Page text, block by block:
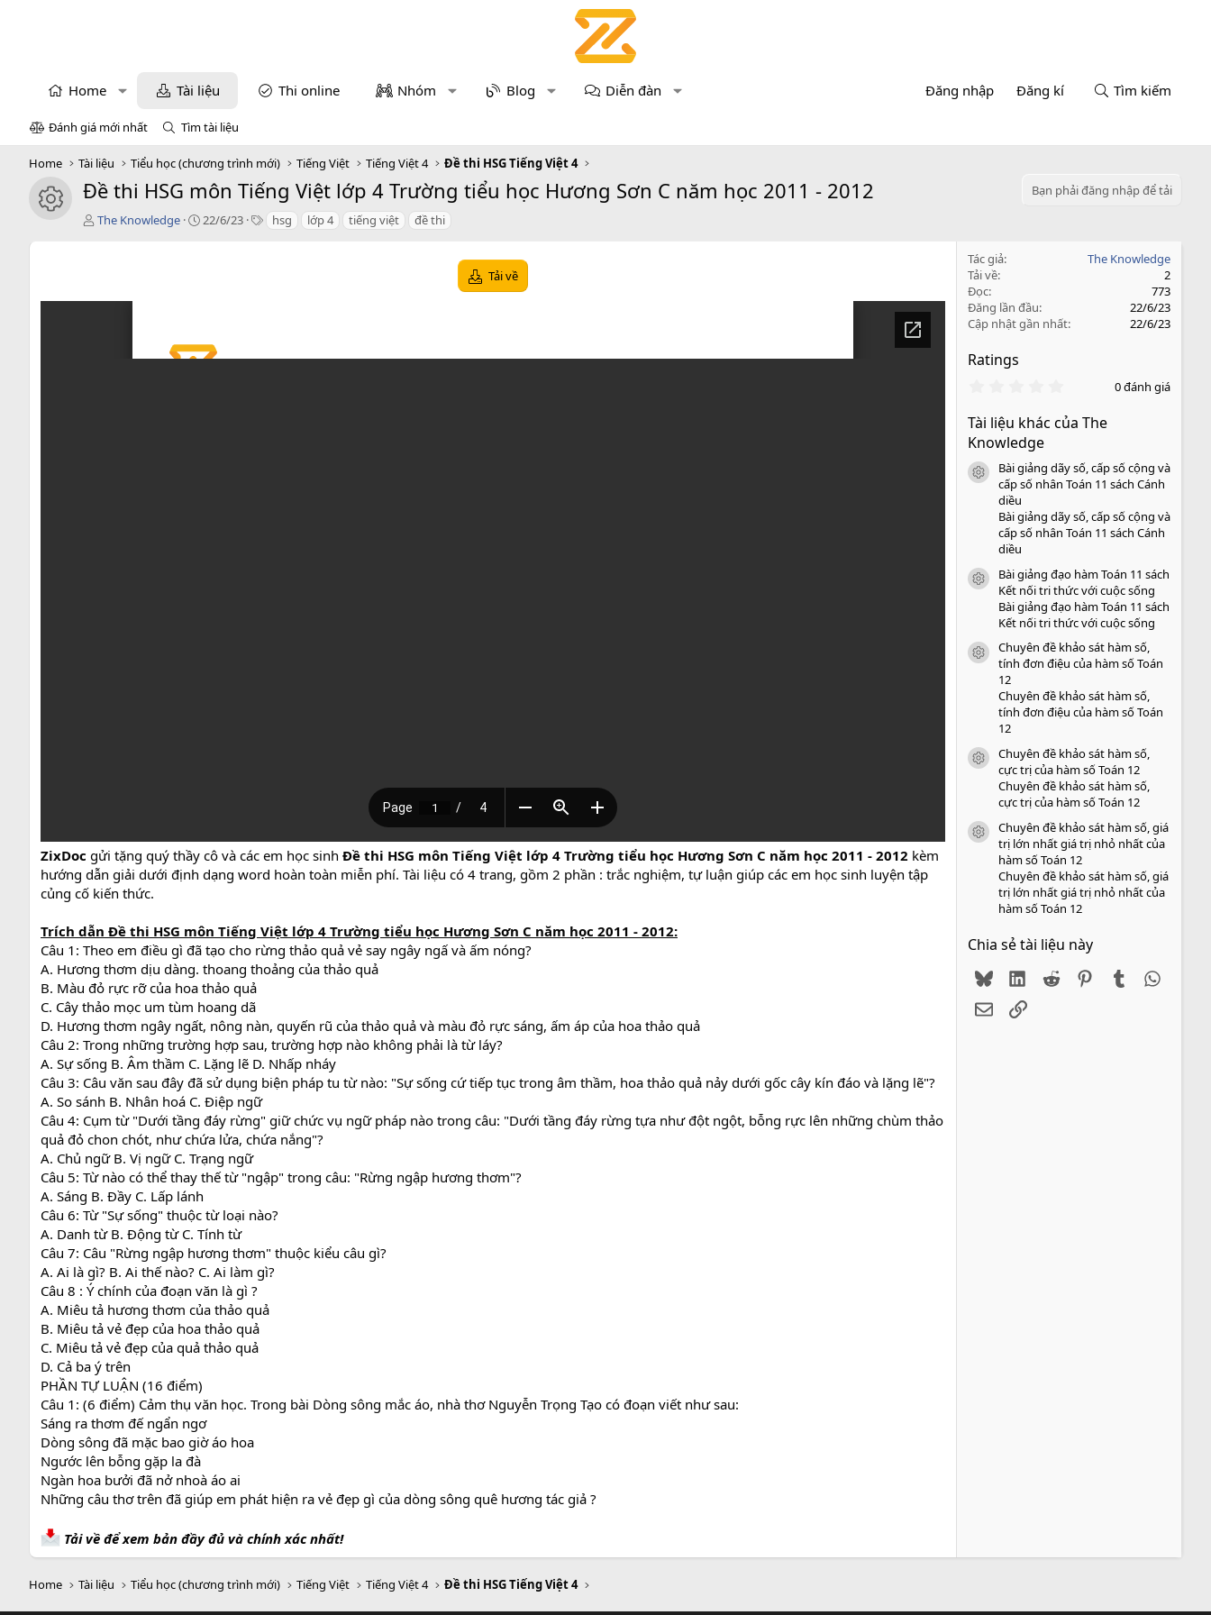
Home Tài liệu Thi online Nhóm Blog Diễn đàn Đăng nhập Đăng kí Tìm kiếm
Đánh giá mới nhất Tìm tài liệu
Home Tài liệu Tiểu học (chương trình mới) Tiếng Việt Tiếng Việt 4 Đề thi HSG Tiếng Việt 4
icon tài liệu
Đề thi HSG môn Tiếng Việt lớp 4 Trường tiểu học Hương Sơn C năm học 2011 - 2012
Bạn phải đăng nhập để tải
T
ả
The Knowledge
C
d
22/6/23
T hsg lớp 4 tiếng việt đề thi
Tải về
ZixDoc gửi tặng quý thầy cô và các em học sinh Đề thi HSG môn Tiếng Việt lớp 4 Trường tiểu học Hương Sơn C năm học 2011 - 2012 kèm
hướng dẫn giải dưới định dạng word hoàn toàn miễn phí. Tài liệu có 4 trang, gồm 2 phần : trắc nghiệm, tự luận giúp các em học sinh luyện tập
củng cố kiến thức.
Trích dẫn Đề thi HSG môn Tiếng Việt lớp 4 Trường tiểu học Hương Sơn C năm học 2011 - 2012:
Câu 1: Theo em điều gì đã tạo cho rừng thảo quả vẻ say ngây ngấ và ấm nóng?
A. Hương thơm dịu dàng. thoang thoảng của thảo quả
B. Màu đỏ rực rỡ của hoa thảo quả
C. Cây thảo mọc um tùm hoang dã
D. Hương thơm ngây ngất, nông nàn, quyến rũ của thảo quả và màu đỏ rực sáng, ấm áp của hoa thảo quả
Câu 2: Trong những trường hợp sau, trường hợp nào không phải là từ láy?
A. Sự sống B. Âm thầm C. Lặng lẽ D. Nhấp nháy
Câu 3: Câu văn sau đây đã sử dụng biện pháp tu từ nào: "Sự sống cứ tiếp tục trong âm thầm, hoa thảo quả nảy dưới gốc cây kín đáo và lặng lẽ"?
A. So sánh B. Nhân hoá C. Điệp ngữ
Câu 4: Cụm từ "Dưới tầng đáy rừng" giữ chức vụ ngữ pháp nào trong câu: "Dưới tầng đáy rừng tựa như đột ngột, bỗng rực lên những chùm thảo
quả đỏ chon chót, như chứa lửa, chứa nắng"?
A. Chủ ngữ B. Vị ngữ C. Trạng ngữ
Câu 5: Từ nào có thể thay thế từ "ngập" trong câu: "Rừng ngập hương thơm"?
A. Sáng B. Đầy C. Lấp lánh
Câu 6: Từ "Sự sống" thuộc từ loại nào?
A. Danh từ B. Động từ C. Tính từ
Câu 7: Câu "Rừng ngập hương thơm" thuộc kiểu câu gì?
A. Ai là gì? B. Ai thế nào? C. Ai làm gì?
Câu 8 : Ý chính của đoạn văn là gì ?
A. Miêu tả hương thơm của thảo quả
B. Miêu tả vẻ đẹp của hoa thảo quả
C. Miêu tả vẻ đẹp của quả thảo quả
D. Cả ba ý trên
PHẦN TỰ LUẬN (16 điểm)
Câu 1: (6 điểm) Cảm thụ văn học. Trong bài Dòng sông mắc áo, nhà thơ Nguyễn Trọng Tạo có đoạn viết như sau:
Sáng ra thơm đế ngẩn ngơ
Dòng sông đã mặc bao giờ áo hoa
Ngước lên bỗng gặp la đà
Ngàn hoa bưởi đã nở nhoà áo ai
Những câu thơ trên đã giúp em phát hiện ra vẻ đẹp gì của dòng sông quê hương tác giả ?
Tải về để xem bản đầy đủ và chính xác nhất!
Tác giả
The Knowledge
Tải về
2
Đọc
773
Đăng lần đầu
22/6/23
Cập nhật gần nhất
22/6/23
Ratings
0
0
o
0 đánh giá
Tài liệu khác của The
Knowledge
icon tài liệu
Bài giảng dãy số, cấp số cộng và
cấp số nhân Toán 11 sách Cánh
diều
Bài giảng dãy số, cấp số cộng và
cấp số nhân Toán 11 sách Cánh
diều
icon tài liệu
Bài giảng đạo hàm Toán 11 sách
Kết nối tri thức với cuộc sống
Bài giảng đạo hàm Toán 11 sách
Kết nối tri thức với cuộc sống
icon tài liệu
Chuyên đề khảo sát hàm số,
tính đơn điệu của hàm số Toán
12
Chuyên đề khảo sát hàm số,
tính đơn điệu của hàm số Toán
12
icon tài liệu
Chuyên đề khảo sát hàm số,
cực trị của hàm số Toán 12
Chuyên đề khảo sát hàm số,
cực trị của hàm số Toán 12
icon tài liệu
Chuyên đề khảo sát hàm số, giá
trị lớn nhất giá trị nhỏ nhất của
hàm số Toán 12
Chuyên đề khảo sát hàm số, giá
trị lớn nhất giá trị nhỏ nhất của
hàm số Toán 12
Chia sẻ tài liệu này
BlueskyLinkedIn
Reddit PinterestTumblr
EmailLink
Home Tài liệu Tiểu học (chương trình mới) Tiếng Việt Tiếng Việt 4 Đề thi HSG Tiếng Việt 4